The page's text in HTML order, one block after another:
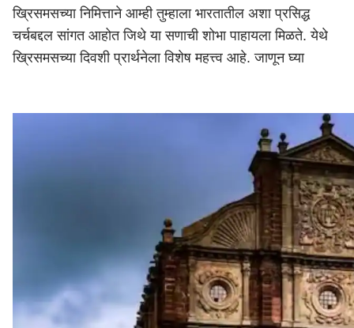
ख्रिसमसच्या निमित्ताने आम्ही तुम्हाला भारतातील अशा प्रसिद्ध
चर्चबद्दल सांगत आहोत जिथे या सणाची शोभा पाहायला मिळते. येथे
ख्रिसमसच्या दिवशी प्रार्थनेला विशेष महत्त्व आहे. जाणून घ्या